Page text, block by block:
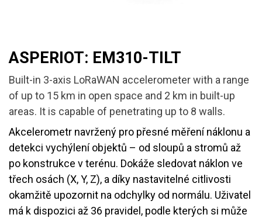
ASPERIOT: EM310-TILT
Built-in 3-axis LoRaWAN accelerometer with a range
of up to 15 km in open space and 2 km in built-up
areas. It is capable of penetrating up to 8 walls.
Akcelerometr navržený pro přesné měření náklonu a
detekci vychýlení objektů – od sloupů a stromů až
po konstrukce v terénu. Dokáže sledovat náklon ve
třech osách (X, Y, Z), a díky nastavitelné citlivosti
okamžitě upozornit na odchylky od normálu. Uživatel
má k dispozici až 36 pravidel, podle kterých si může